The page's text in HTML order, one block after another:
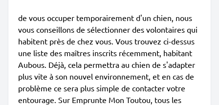
de vous occuper temporairement d'un chien, nous
vous conseillons de sélectionner des volontaires qui
habitent près de chez vous. Vous trouvez ci-dessus
une liste des maîtres inscrits récemment, habitant
Aubous. Déjà, cela permettra au chien de s'adapter
plus vite à son nouvel environnement, et en cas de
problème ce sera plus simple de contacter votre
entourage. Sur Emprunte Mon Toutou, tous les